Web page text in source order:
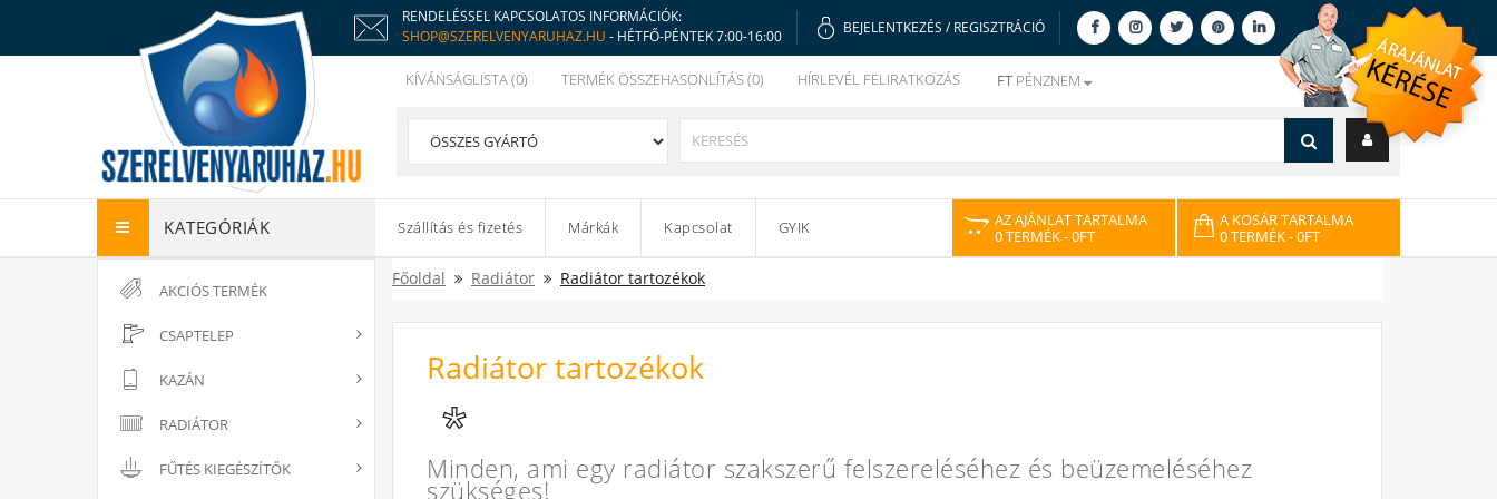
RENDELÉSSEL KAPCSOLATOS INFORMÁCIÓK:
SHOP@SZERELVENYARUHAZ.HU - HÉTFŐ-PÉNTEK 7:00-16:00
BEJELENTKEZÉS / REGISZTRÁCIÓ
KÍVÁNSÁGLISTA (0) TERMÉK ÖSSZEHASONLÍTÁS (0) HÍRLEVÉL FELIRATKOZÁS FT PÉNZNEM
KATEGÓRIÁK Szállítás és fizetés Márkák Kapcsolat GYIK
AZ AJÁNLAT TARTALMA
0 TERMÉK- 0FT
A KOSÁR TARTALMA
0 TERMÉK- 0FT
AKCIÓS TERMÉK
CSAPTELEP
KAZÁN
RADIÁTOR
FŰTÉS KIEGÉSZÍTŐK
Főoldal Radiátor Radiátor tartozékok
Radiátor tartozékok
Minden, ami egy radiátor szakszerű felszereléséhez és beüzemeléséhez
szükséges!